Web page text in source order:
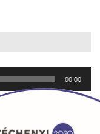
00:00